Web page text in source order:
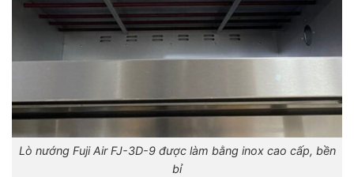
Lò nướng Fuji Air FJ-3D-9 được làm bằng inox cao cấp, bền
bỉ